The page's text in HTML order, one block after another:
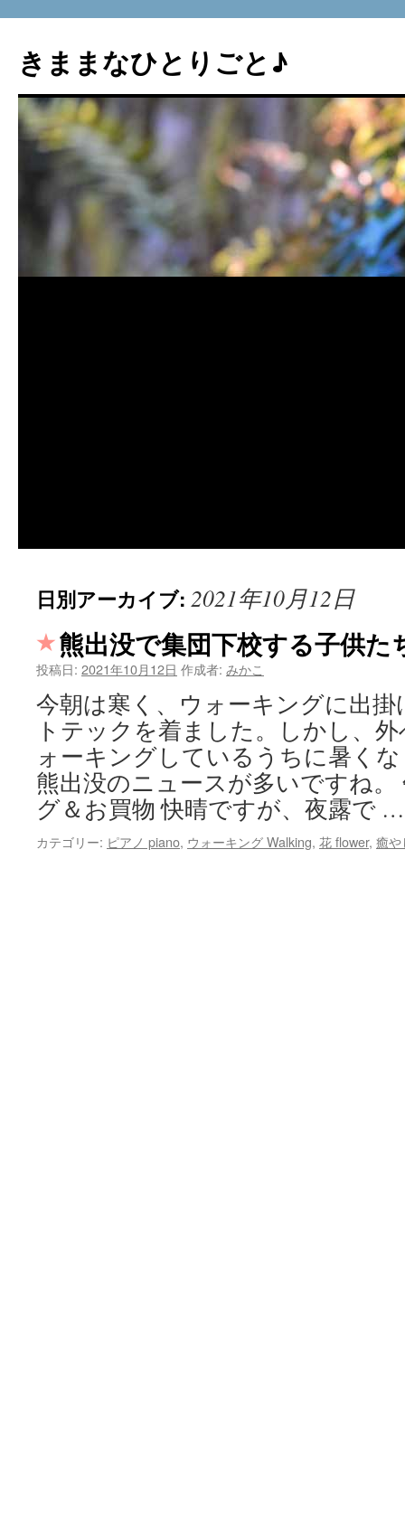
テ
ン
ス
キ
きままなひとりごと♪
日別アーカイブ: 2021年10月12日
熊出没で集団下校する子供た
投稿日: 2021年10月12日 作成者: みかこ
今朝は寒く、ウォーキングに出
トテックを着ました。しかし、
ォーキングしているうちに暑く
熊出没のニュースが多いですね
グ＆お買物 快晴ですが、夜露で
カテゴリー: ピアノ piano, ウォーキング Walking, 花 flower, 癒